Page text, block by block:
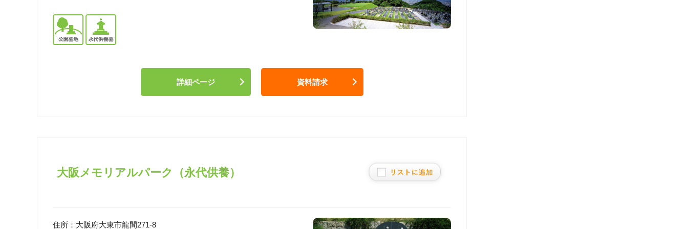
詳細ページ 資料請求
大阪メモリアルパーク（永代供養）
住所： 大阪府大東市龍間271-8